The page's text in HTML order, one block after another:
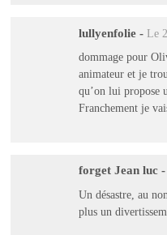
lullyenfolie - Le
dommage pour
animateur et je
qu’on lui propose
Franchement je
forget Jean luc -
Un désastre, au
plus un